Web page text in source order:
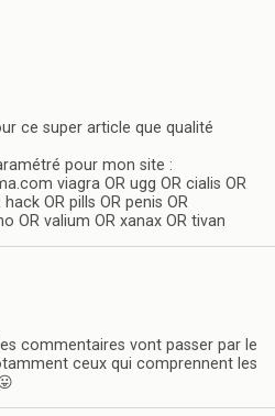
ce super article que qualité
pour mon site :
viagra OR ugg OR cialis OR
OR pills OR penis OR
OR valium OR xanax OR tivan
commentaires vont passer par le
ceux qui comprennent les